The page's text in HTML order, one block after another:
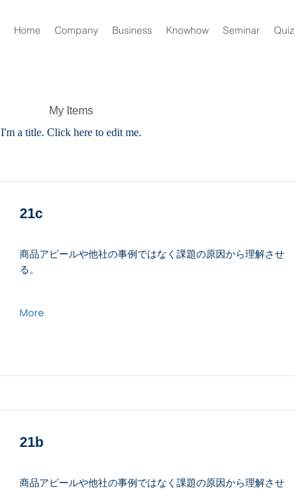
Home Company Business Knowhow Seminar Quiz
My Items
I'm a title. ​Click here to edit me.
21c
商品アピールや他社の事例ではなく課題の原因から理解させ
る。
More
21b
商品アピールや他社の事例ではなく課題の原因から理解させ